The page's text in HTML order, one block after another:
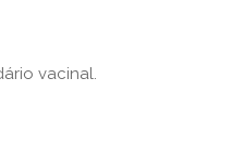
vacinal.